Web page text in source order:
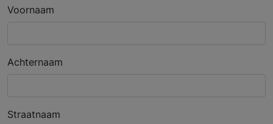
Voornaam
Achternaam
Straatnaam